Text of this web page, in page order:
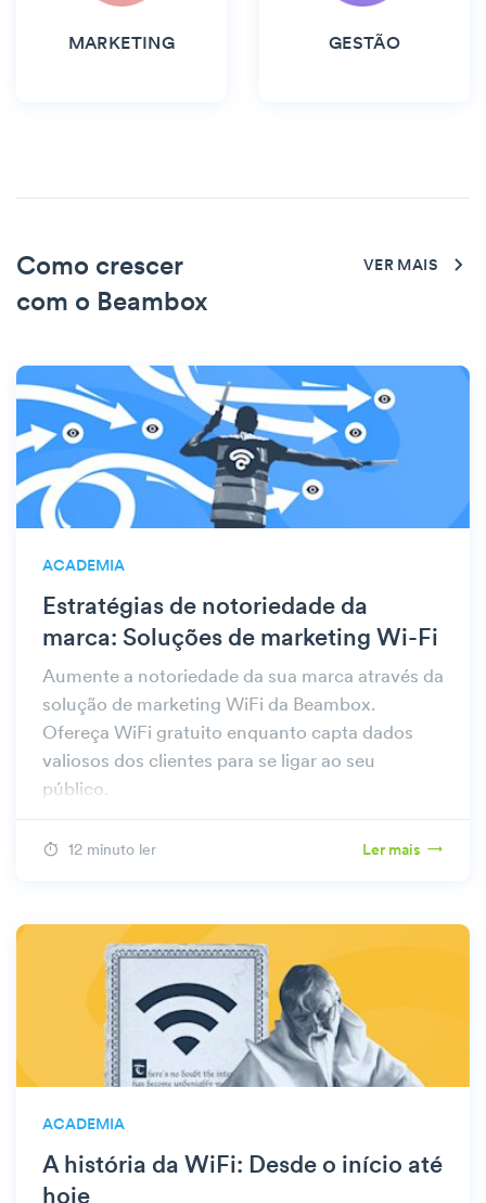
MARKETING GESTÃO
Como crescer
com o Beambox
VER MAIS
ACADEMIA
Estratégias de notoriedade da
marca: Soluções de marketing Wi-Fi
Aumente a notoriedade da sua marca através da
solução de marketing WiFi da Beambox.
Ofereça WiFi gratuito enquanto capta dados
valiosos dos clientes para se ligar ao seu
público.
12 minuto ler Ler mais
ACADEMIA
A história da WiFi: Desde o início até
hoje